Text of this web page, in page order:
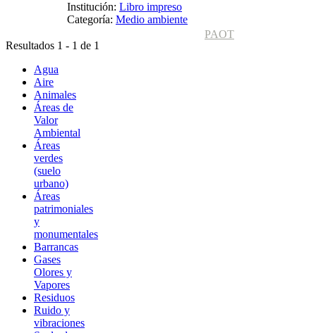
Institución: Libro impreso
Categoría: Medio ambiente
PAOT
Resultados 1 - 1 de 1
Agua
Aire
Animales
Áreas de
Valor
Ambiental
Áreas
verdes
(suelo
urbano)
Áreas
patrimoniales
y
monumentales
Barrancas
Gases
Olores y
Vapores
Residuos
Ruido y
vibraciones